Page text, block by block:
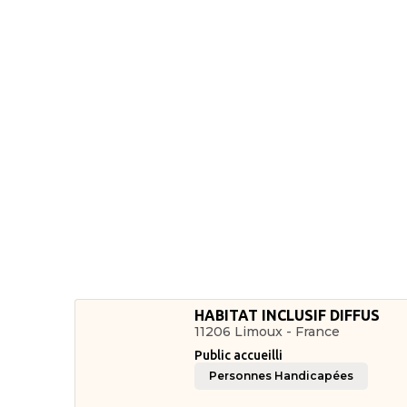
HABITAT INCLUSIF DIFFUS
11206 Limoux - France
Public accueilli
Personnes Handicapées